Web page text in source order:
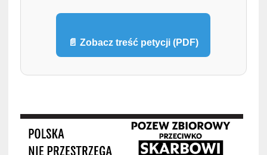
📄 Zobacz treść petycji (PDF)